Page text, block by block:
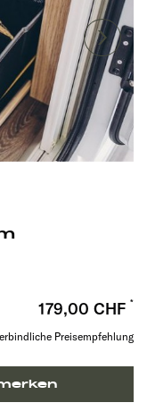
179,00 CHF
Preisempfehlung